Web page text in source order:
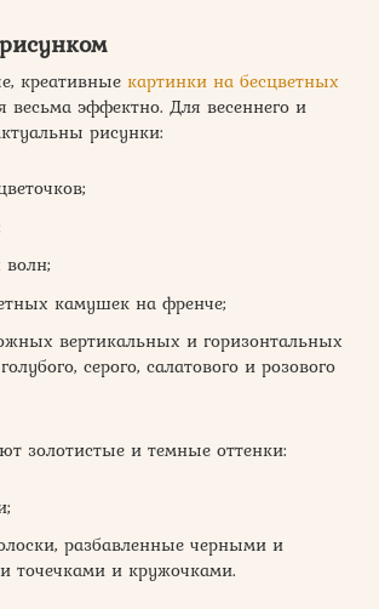
креативные картинки на бесцветных
весьма эффектно. Для весеннего и
рисунки:
камушек на френче;
вертикальных и горизонтальных
серого, салатового и розового
золотистые и темные оттенки:
разбавленные черными и
точечками и кружочками.